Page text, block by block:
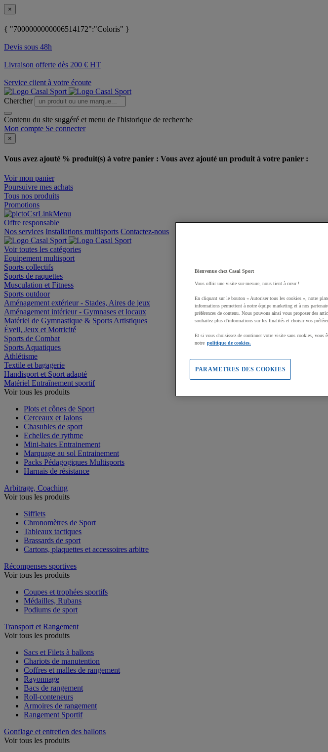
×
{ "7000000000006514172":"Coloris" }
Devis sous 48h
Livraison offerte dès 200 € HT
Service client à votre écoute
Chercher
Contenu du site suggéré et menu de l'historique de recherche
Mon compte Se connecter
×
Vous avez ajouté % produit(s) à votre panier : Vous avez ajouté un produit à votre panier :
Voir mon panier
Poursuivre mes achats
Tous nos produits
Promotions
Offre responsable
Nos services Installations multisports Contactez-nous
Voir toutes les catégories
Equipement multisport
Sports collectifs
Sports de raquettes
Musculation et Fitness
Sports outdoor
Aménagement extérieur - Stades, Aires de jeux
Aménagement intérieur - Gymnases et locaux
Matériel de Gymnastique & Sports Artistiques
Éveil, Jeux et Motricité
Sports de Combat
Sports Aquatiques
Athlétisme
Textile et bagagerie
Handisport et Sport adapté
Matériel Entraînement sportif
Voir tous les produits
Plots et cônes de Sport
Cerceaux et Jalons
Chasubles de sport
Echelles de rythme
Mini-haies Entrainement
Marquage au sol Entrainement
Packs Pédagogiques Multisports
Harnais de résistance
Arbitrage, Coaching
Voir tous les produits
Sifflets
Chronomètres de Sport
Tableaux tactiques
Brassards de sport
Cartons, plaquettes et accessoires arbitre
Récompenses sportives
Voir tous les produits
Coupes et trophées sportifs
Médailles, Rubans
Podiums de sport
Transport et Rangement
Voir tous les produits
Sacs et Filets à ballons
Chariots de manutention
Coffres et malles de rangement
Rayonnage
Bacs de rangement
Roll-conteneurs
Armoires de rangement
Rangement Sportif
Gonflage et entretien des ballons
Voir tous les produits
Bienvenue chez Casal Sport
Vous offrir une visite sur-mesure, nous tient à cœur !
En cliquant sur le bouton « Autoriser tous les cookies », notre
informations permettent à notre équipe marketing et à nos
préférences de contenu. Nous pouvons ainsi vous proposer des
souhaitez plus d'informations sur les finalités et choisir vos
Et si vous choisissez de continuer votre visite sans cookies, vous
notre politique de cookies.
PARAMETRES DES COOKIES